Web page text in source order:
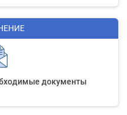
документы